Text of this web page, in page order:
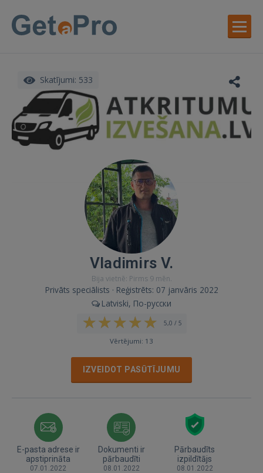
Skatījumi: 533
Vladimirs V.
Bija vietnē: Pirms 9 mēn.
Privāts speciālists · Reģistrēts: 07 janvāris 2022
Latviski, По-русски
5,0 / 5
Vērtējumi: 13
IZVEIDOT PASŪTĪJUMU
E-pasta adrese ir
apstiprināta
07.01.2022
Dokumenti ir
pārbaudīti
08.01.2022
Pārbaudīts
izpildītājs
08.01.2022